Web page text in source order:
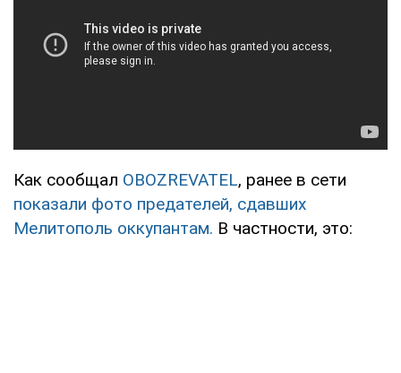
Как сообщал OBOZREVATEL, ранее в сети
показали фото предателей, сдавших
Мелитополь оккупантам. В частности, это: